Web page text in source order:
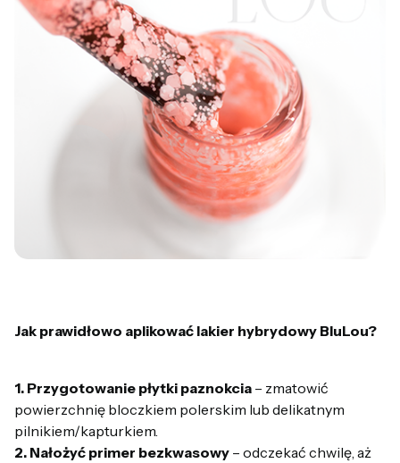
Jak prawidłowo aplikować lakier hybrydowy BluLou?
1. Przygotowanie płytki paznokcia – zmatowić
powierzchnię bloczkiem polerskim lub delikatnym
pilnikiem/kapturkiem.
2. Nałożyć primer bezkwasowy – odczekać chwilę, aż